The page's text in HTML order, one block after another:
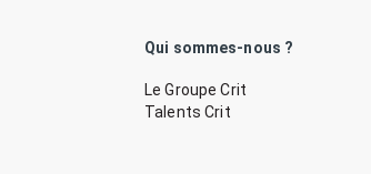
Qui sommes-nous ?
Le Groupe Crit
Talents Crit